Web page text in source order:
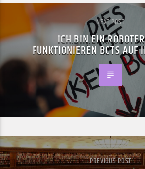
NEXT POST
FUNKTIONIEREN BOTS AUF
PREVIOUS POST